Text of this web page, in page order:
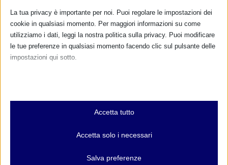
Umano Donato
La tua privacy è importante per noi. Puoi regolare le impostazioni dei
cookie in qualsiasi momento. Per maggiori informazioni su come
utilizziamo i dati, leggi la nostra politica sulla privacy. Puoi modificare
le tue preferenze in qualsiasi momento facendo clic sul pulsante delle
impostazioni qui sotto.
Essenziali
I cookie e i servizi essenziali abilitano le funzioni di base e sono
e servizi non richiedono il consenso dell'utente secondo il GDPR.
Accetta tutto
Accetta solo i necessari
Salva preferenze